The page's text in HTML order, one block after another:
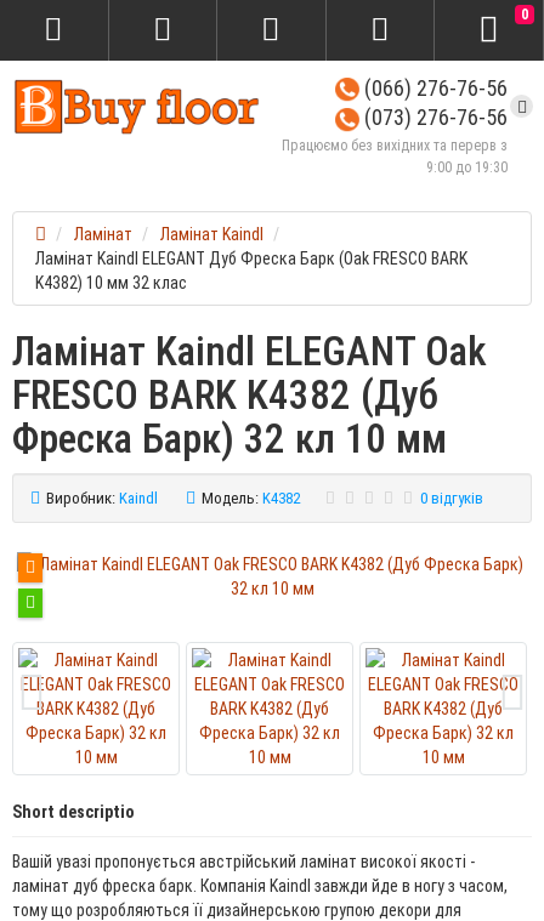
(066) 276-76-56
(073) 276-76-56
Працюємо без вихідних та перерв з
9:00 до 19:30
0
Ламінат
Ламінат Kaindl
Ламінат Kaindl ELEGANT Дуб Фреска Барк (Oak FRESCO BARK
K4382) 10 мм 32 клас
Ламінат Kaindl ELEGANT Oak
FRESCO BARK K4382 (Дуб
Фреска Барк) 32 кл 10 мм
Виробник: Kaindl Модель: K4382 0 відгуків
Short descriptio
Вашій увазі пропонується австрійський ламінат високої якості -
ламінат дуб фреска барк. Компанія Kaindl завжди йде в ногу з часом,
тому що розробляються її дизайнерською групою декори для